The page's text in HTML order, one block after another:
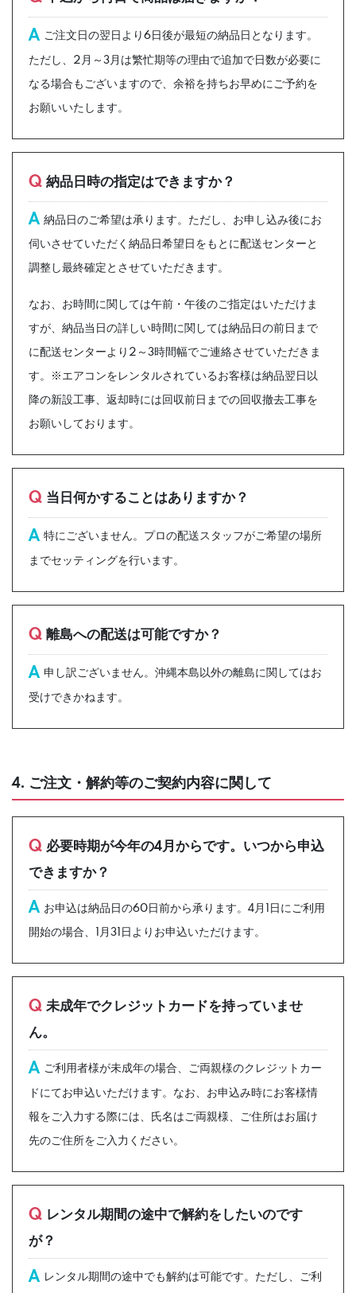
A ご注文日の翌日より6日後が最短の納品日となります。
ただし、2月～3月は繁忙期等の理由で追加で日数が必要に
なる場合もございますので、余裕を持ちお早めにご予約を
お願いいたします。
Q 納品日時の指定はできますか？
A 納品日のご希望は承ります。ただし、お申し込み後にお
伺いさせていただく納品日希望日をもとに配送センターと
調整し最終確定とさせていただきます。
なお、お時間に関しては午前・午後のご指定はいただけま
すが、納品当日の詳しい時間に関しては納品日の前日まで
に配送センターより2～3時間幅でご連絡させていただきま
す。※エアコンをレンタルされているお客様は納品翌日以
降の新設工事、返却時には回収前日までの回収撤去工事を
お願いしております。
Q 当日何かすることはありますか？
A 特にございません。プロの配送スタッフがご希望の場所
までセッティングを行います。
Q 離島への配送は可能ですか？
A 申し訳ございません。沖縄本島以外の離島に関してはお
受けできかねます。
4. ご注文・解約等のご契約内容に関して
Q 必要時期が今年の4月からです。いつから申込
できますか？
A お申込は納品日の60日前から承ります。4月1日にご利用
開始の場合、1月31日よりお申込いただけます。
Q 未成年でクレジットカードを持っていませ
ん。
A ご利用者様が未成年の場合、ご両親様のクレジットカー
ドにてお申込いただけます。なお、お申込み時にお客様情
報をご入力する際には、氏名はご両親様、ご住所はお届け
先のご住所をご入力ください。
Q レンタル期間の途中で解約をしたいのです
が？
A レンタル期間の途中でも解約は可能です。ただし、ご利